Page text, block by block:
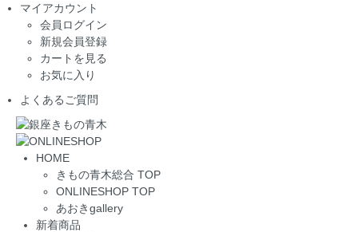
マイアカウント
会員ログイン
新規会員登録
カートを見る
お気に入り
よくあるご質問
HOME
きもの青木総合 TOP
ONLINESHOP TOP
あおきgallery
新着商品